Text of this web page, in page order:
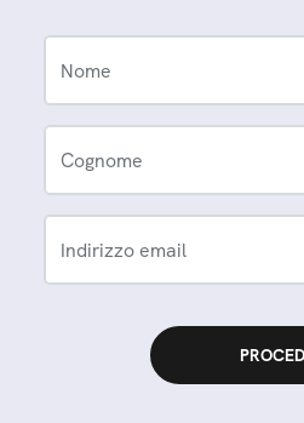
Nome
Cognome
Indirizzo email